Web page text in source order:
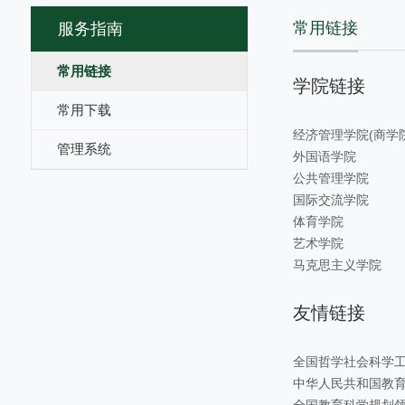
服务指南
常用链接
常用下载
管理系统
常用链接
学院链接
经济管理学院(商学
外国语学院
公共管理学院
国际交流学院
体育学院
艺术学院
马克思主义学院
友情链接
全国哲学社会科学
中华人民共和国教